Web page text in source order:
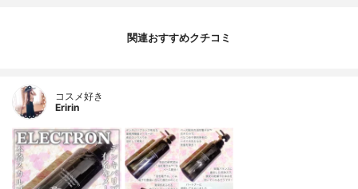
関連おすすめクチコミ
コスメ好き
Eririn